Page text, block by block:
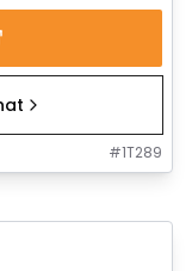
#1T289